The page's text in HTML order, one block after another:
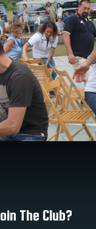
The Club?